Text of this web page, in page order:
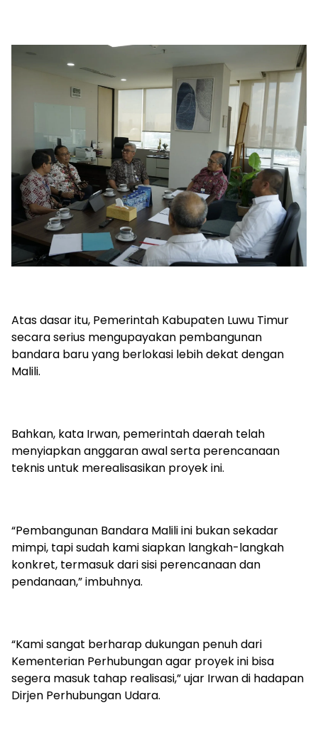
Atas dasar itu, Pemerintah Kabupaten Luwu Timur
secara serius mengupayakan pembangunan
bandara baru yang berlokasi lebih dekat dengan
Malili.
Bahkan, kata Irwan, pemerintah daerah telah
menyiapkan anggaran awal serta perencanaan
teknis untuk merealisasikan proyek ini.
“Pembangunan Bandara Malili ini bukan sekadar
mimpi, tapi sudah kami siapkan langkah-langkah
konkret, termasuk dari sisi perencanaan dan
pendanaan,” imbuhnya.
“Kami sangat berharap dukungan penuh dari
Kementerian Perhubungan agar proyek ini bisa
segera masuk tahap realisasi,” ujar Irwan di hadapan
Dirjen Perhubungan Udara.